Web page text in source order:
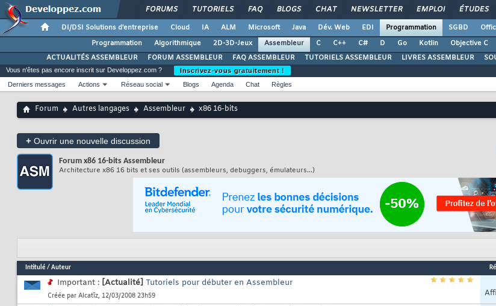
FORUMS TUTORIELS FAQ BLOGS CHAT NEWSLETTER EMPLOI ÉTUDES
DI/DSI Solutions d'entreprise Cloud IA ALM Microsoft Java Dév. Web EDI Programmation SGBD
Programmation
Algorithmique 2D-3D-Jeux Assembleur C C++ C# D Go Kotlin Objective C
ACTUALITÉS ASSEMBLEUR
FORUM ASSEMBLEUR FAQ ASSEMBLEUR TUTORIELS ASSEMBLEUR LIVRES ASSEMBLEUR
Vous n'êtes pas encore inscrit sur Developpez.com ?
Inscrivez-vous gratuitement !
Derniers messages
Actions Réseau social Blogs Agenda Chat Règles
Forum Autres langages Assembleur x86 16-bits
+ Ouvrir une nouvelle discussion
Forum x86 16-bits Assembleur
Architecture x86 16 bits et ses outils (assembleurs, debuggers, émulateurs...)
Intitulé/ Auteur
Important : [Actualité] Tutoriels pour débuter en Assembleur
Créée par Alcatîz, 12/03/2008 23h59